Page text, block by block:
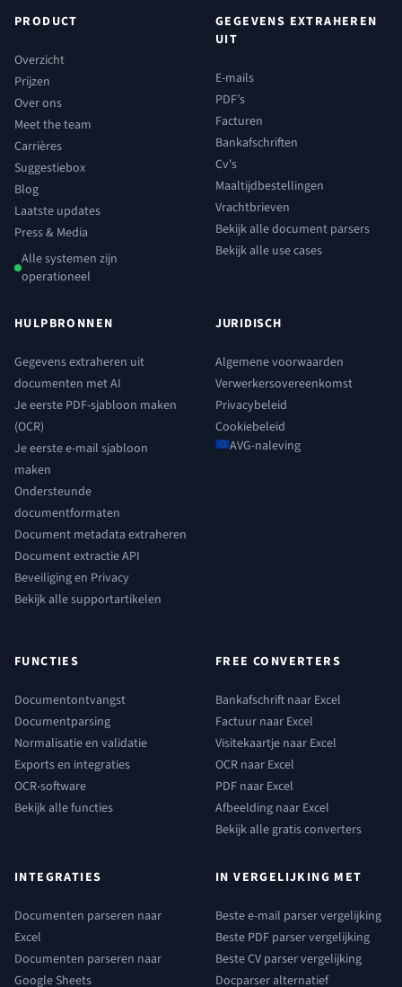
PRODUCT
Overzicht
Prijzen
Over ons
Meet the team
Carrières
Suggestiebox
Blog
Laatste updates
Press & Media
Alle systemen zijn
operationeel
GEGEVENS EXTRAHEREN
UIT
E-mails
PDF’s
Facturen
Bankafschriften
Cv's
Maaltijdbestellingen
Vrachtbrieven
Bekijk alle document parsers
Bekijk alle use cases
HULPBRONNEN
Gegevens extraheren uit
documenten met AI
Je eerste PDF-sjabloon maken
(OCR)
Je eerste e-mail sjabloon
maken
Ondersteunde
documentformaten
Document metadata extraheren
Document extractie API
Beveiliging en Privacy
Bekijk alle supportartikelen
JURIDISCH
Algemene voorwaarden
Verwerkersovereenkomst
Privacybeleid
Cookiebeleid
AVG-naleving
FUNCTIES
Documentontvangst
Documentparsing
Normalisatie en validatie
Exports en integraties
OCR-software
Bekijk alle functies
FREE CONVERTERS
Bankafschrift naar Excel
Factuur naar Excel
Visitekaartje naar Excel
OCR naar Excel
PDF naar Excel
Afbeelding naar Excel
Bekijk alle gratis converters
INTEGRATIES
Documenten parseren naar
Excel
Documenten parseren naar
Google Sheets
IN VERGELIJKING MET
Beste e-mail parser vergelijking
Beste PDF parser vergelijking
Beste CV parser vergelijking
Docparser alternatief